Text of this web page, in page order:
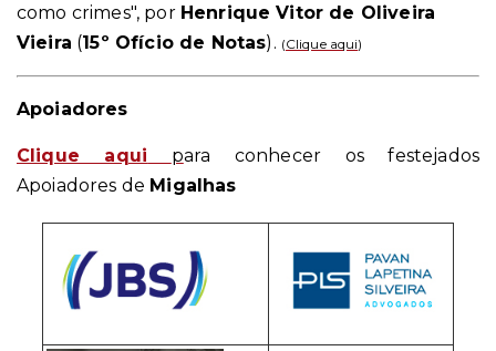
como crimes", por Henrique Vitor de Oliveira
Vieira (15º Ofício de Notas). (Clique aqui)
Apoiadores
Clique aqui para conhecer os festejados
Apoiadores de Migalhas